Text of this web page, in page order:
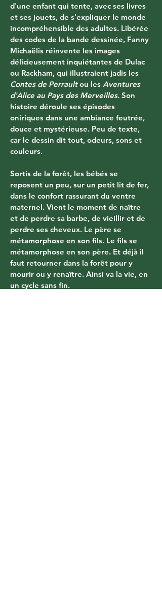
d'une enfant qui tente, avec ses livres
et ses jouets, de s'expliquer le monde
incompréhensible des adultes. Libérée
des codes de la bande dessinée, Fanny
Michaëlis réinvente les images
délicieusement inquiétantes de Dulac
ou Rackham, qui illustraient jadis les
Contes de Perrault ou les Aventures
d'Alice au Pays des Merveilles. Son
histoire déroule ses épisodes
oniriques dans une ambiance feutrée,
douce et mystérieuse. Peu de texte,
car le dessin dit tout, odeurs, sons et
couleurs.
Sortis de la forêt, les bébés se
reposent un peu, sur un petit lit de fer,
dans le confort rassurant du ventre
maternel. Vient le moment de naître
et de perdre sa barbe, de vieillir et de
perdre ses cheveux. Le père se
métamorphose en son fils. Le fils se
métamorphose en son père. Et déjà il
faut retourner dans la forêt pour y
mourir ou y renaître. Ainsi va la vie, en
un cycle sans fin.